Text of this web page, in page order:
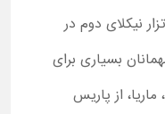
نیکلای دوم در
مهمانان بسیاری برای
از پاریس